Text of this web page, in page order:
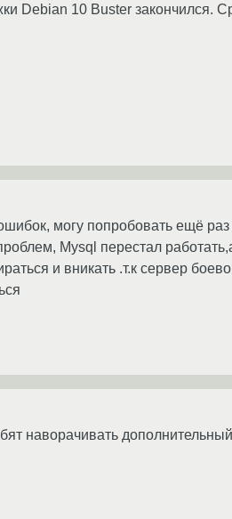
Debian 10 Buster закончился.
могу попробовать ещё
Mysql перестал
и вникать .т.к сервер
наворачивать